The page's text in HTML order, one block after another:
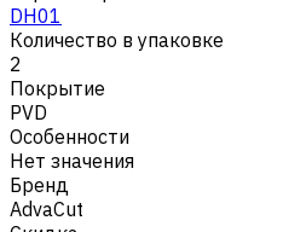
DH01
Количество в упаковке
2
Покрытие
PVD
Особенности
Нет значения
Бренд
AdvaCut